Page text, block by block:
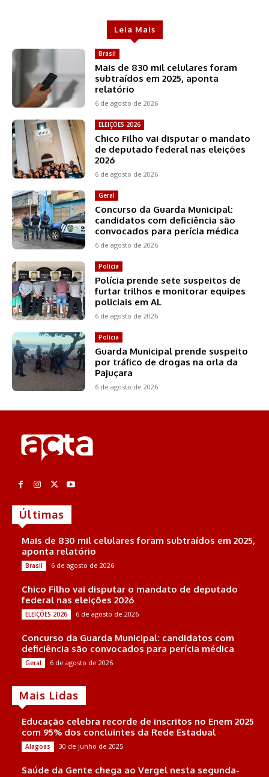
Leia Mais
Brasil
Mais de 830 mil celulares foram
subtraídos em 2025, aponta
relatório
6 de agosto de 2026
ELEIÇÕES 2026
Chico Filho vai disputar o mandato
de deputado federal nas eleições
2026
6 de agosto de 2026
Geral
Concurso da Guarda Municipal:
candidatos com deficiência são
convocados para perícia médica
6 de agosto de 2026
Polícia
Polícia prende sete suspeitos de
furtar trilhos e monitorar equipes
policiais em AL
6 de agosto de 2026
Polícia
Guarda Municipal prende suspeito
por tráfico de drogas na orla da
Pajuçara
6 de agosto de 2026
Últimas
Mais de 830 mil celulares foram subtraídos em 2025,
aponta relatório
Brasil 6 de agosto de 2026
Chico Filho vai disputar o mandato de deputado
federal nas eleições 2026
ELEIÇÕES 2026 6 de agosto de 2026
Concurso da Guarda Municipal: candidatos com
deficiência são convocados para perícia médica
Geral 6 de agosto de 2026
Mais Lidas
Educação celebra recorde de inscritos no Enem 2025
com 95% dos concluintes da Rede Estadual
Alagoas 30 de junho de 2025
Saúde da Gente chega ao Vergel nesta segunda-